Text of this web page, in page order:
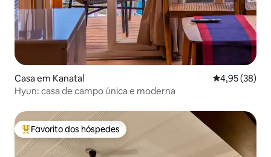
Casa em Kanatal Classificação
4,95 (38)
Hyun: casa de campo única e moderna
Favoritos dos hóspedes mais apreciados
Favorito dos hóspedes